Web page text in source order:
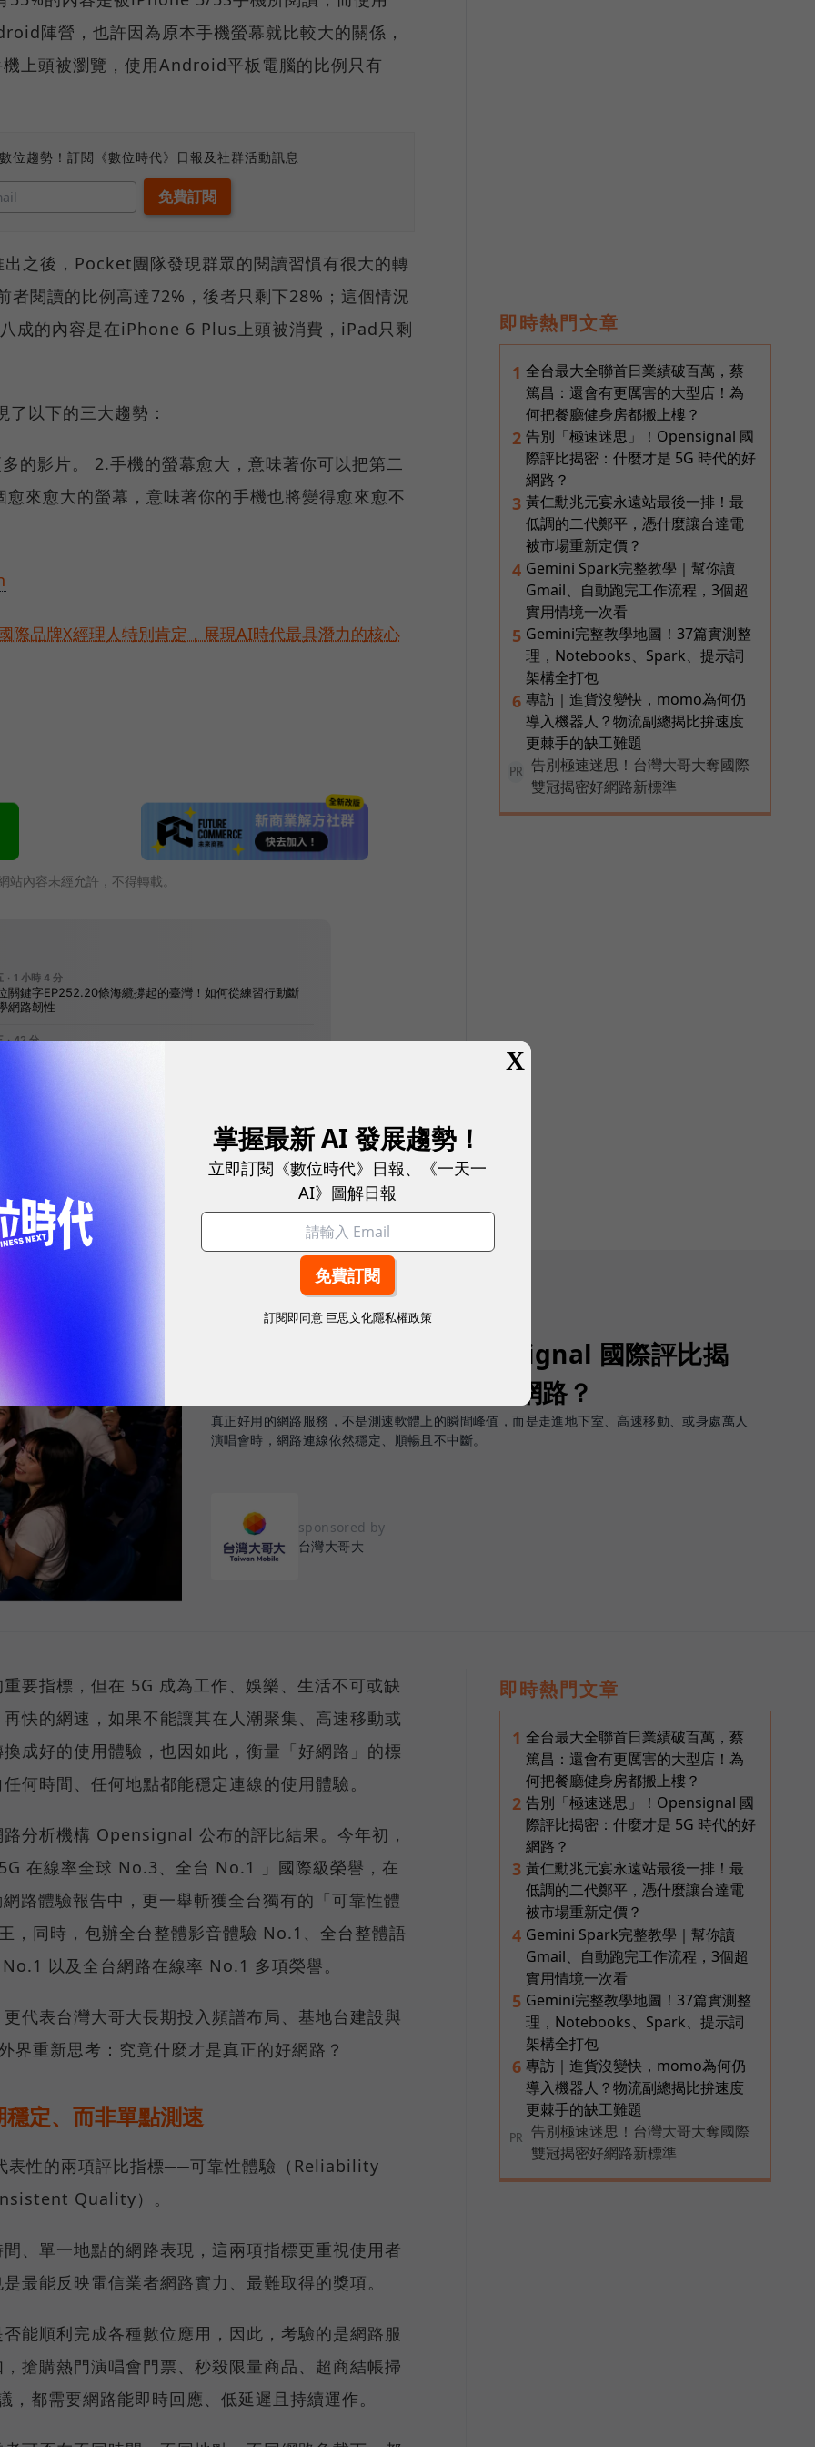
陣營，也許因為原本手機螢幕就比較大的關係，
上頭被瀏覽，使用Android平板電腦的比例只有
位趨勢！訂閱《數位時代》日報及社群活動訊息
之後，Pocket團隊發現群眾的閱讀習慣有很大的轉
閱讀的比例高達72%，後者只剩下28%；這個情況
成的內容是在iPhone 6 Plus上頭被消費，iPad只剩
以下的三大趨勢：
的影片。 2.手機的螢幕愈大，意味著你可以把第二
來愈大的螢幕，意味著你的手機也將變得愈來愈不
際品牌X經理人特別肯定，展現AI時代最具潛力的核心
站內容未經允許，不得轉載。
即時熱門文章
1 全台最大全聯首日業績破百萬，蔡
篤昌：還會有更厲害的大型店！為
何把餐廳健身房都搬上樓？
2 告別「極速迷思」！Opensignal 國
際評比揭密：什麼才是 5G 時代的好
網路？
3 黃仁勳兆元宴永遠站最後一排！最
低調的二代鄭平，憑什麼讓台達電
被市場重新定價？
4 Gemini Spark完整教學｜幫你讀
Gmail、自動跑完工作流程，3個超
實用情境一次看
5 Gemini完整教學地圖！37篇實測整
理，Notebooks、Spark、提示詞
架構全打包
6 專訪｜進貨沒變快，momo為何仍
導入機器人？物流副總揭比拚速度
更棘手的缺工難題
PR
告別極速迷思！台灣大哥大奪國際
雙冠揭密好網路新標準
2026.08.03|3C生活
告別「極速迷思」！Opensignal 國際評比揭
密：什麼才是 5G 時代的好網路？
真正好用的網路服務，不是測速軟體上的瞬間峰值，而是走進地下室、高速移動、或身處萬人
演唱會時，網路連線依然穩定、順暢且不中斷。
sponsored by
台灣大哥大
要指標，但在 5G 成為工作、娛樂、生活不可或缺
快的網速，如果不能讓其在人潮聚集、高速移動或
成好的使用體驗，也因如此，衡量「好網路」的標
何時間、任何地點都能穩定連線的使用體驗。
分析機構 Opensignal 公布的評比結果。今年初，
在線率全球 No.3、全台 No.1 」國際級榮譽，在
路體驗報告中，更一舉斬獲全台獨有的「可靠性體
，同時，包辦全台整體影音體驗 No.1、全台整體語
以及全台網路在線率 No.1 多項榮譽。
代表台灣大哥大長期投入頻譜布局、基地台建設與
界重新思考：究竟什麼才是真正的好網路？
定、而非單點測速
性的兩項評比指標──可靠性體驗（Reliability
Quality）。
、單一地點的網路表現，這兩項指標更重視使用者
最能反映電信業者網路實力、最難取得的獎項。
能順利完成各種數位應用，因此，考驗的是網路服
搶購熱門演唱會門票、秒殺限量商品、超商結帳掃
都需要網路能即時回應、低延遲且持續運作。
即時熱門文章
1 全台最大全聯首日業績破百萬，蔡
篤昌：還會有更厲害的大型店！為
何把餐廳健身房都搬上樓？
2 告別「極速迷思」！Opensignal 國
際評比揭密：什麼才是 5G 時代的好
網路？
3 黃仁勳兆元宴永遠站最後一排！最
低調的二代鄭平，憑什麼讓台達電
被市場重新定價？
4 Gemini Spark完整教學｜幫你讀
Gmail、自動跑完工作流程，3個超
實用情境一次看
5 Gemini完整教學地圖！37篇實測整
理，Notebooks、Spark、提示詞
架構全打包
6 專訪｜進貨沒變快，momo為何仍
導入機器人？物流副總揭比拚速度
更棘手的缺工難題
PR
告別極速迷思！台灣大哥大奪國際
雙冠揭密好網路新標準
X
掌握最新 AI 發展趨勢！
立即訂閱《數位時代》日報、《一天一
AI》圖解日報
訂閱即同意 巨思文化隱私權政策